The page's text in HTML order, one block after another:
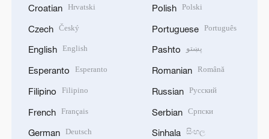
Croatian Hrvatski
Czech Český
English English
Esperanto Esperanto
Filipino Filipino
French Français
German Deutsch
Polish Polski
Portuguese Português
Pashto پښتو
Romanian Română
Russian Русский
Serbian Српски
Sinhala සිංහල